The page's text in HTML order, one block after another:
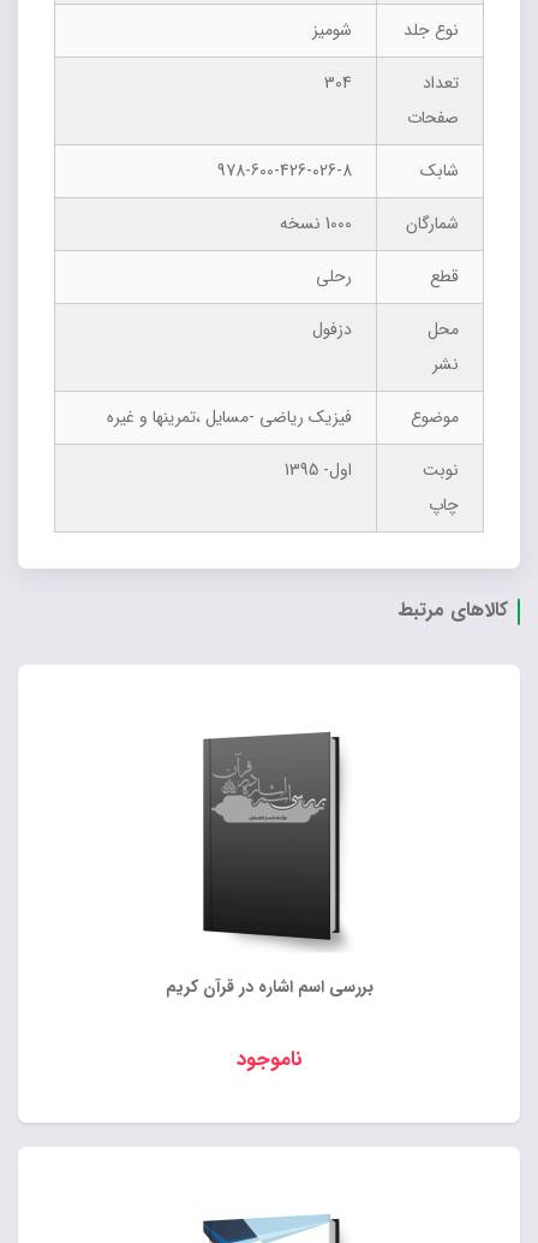
نوع جلد
شومیز
تعداد
صفحات
304
شابک
978-600-426-026-8
شمارگان
1000 نسخه
قطع
رحلی
محل
نشر
دزفول
موضوع
فیزیک ریاضی -مسایل ،تمرینها و غیره
نوبت
چاپ
اول- 1395
کالاهای مرتبط
بررسی اسم اشاره در قرآن کریم
ناموجود